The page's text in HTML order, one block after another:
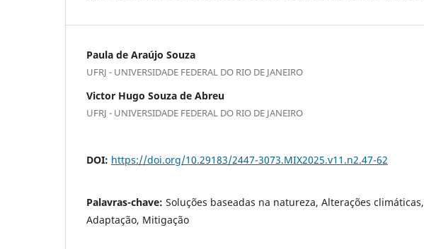
Paula de Araújo Souza
UFRJ - UNIVERSIDADE FEDERAL DO RIO DE JANEIRO
Victor Hugo Souza de Abreu
UFRJ - UNIVERSIDADE FEDERAL DO RIO DE JANEIRO
DOI: https://doi.org/10.29183/2447-3073.MIX2025.v11.n2.47-62
Palavras-chave: Soluções baseadas na natureza, Alterações climáticas,
Adaptação, Mitigação